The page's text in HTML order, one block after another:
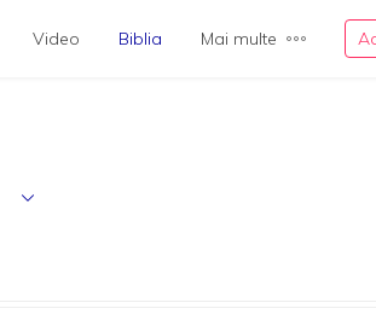
Video Biblia Mai multe